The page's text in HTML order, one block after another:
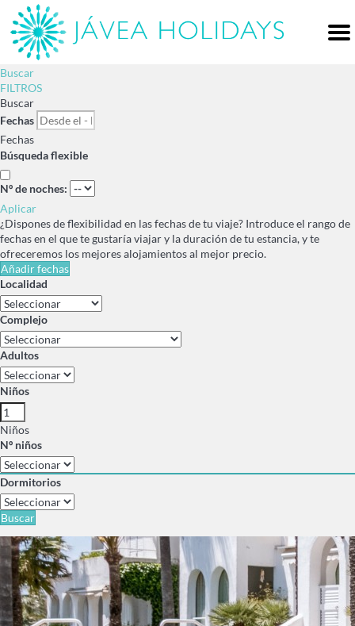
Buscar
FILTROS
Buscar
Fechas
Fechas
Búsqueda flexible
Nº de noches:
Aplicar
¿Dispones de flexibilidad en las fechas de tu viaje? Introduce el rango de
fechas en el que te gustaría viajar y la duración de tu estancia, y te
ofreceremos los mejores alojamientos al mejor precio.
Añadir fechas
Localidad
Complejo
Adultos
Niños
Niños
Nº niños
Dormitorios
Buscar